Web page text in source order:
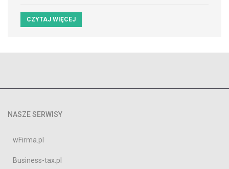
CZYTAJ WIĘCEJ
NASZE SERWISY
wFirma.pl
Business-tax.pl